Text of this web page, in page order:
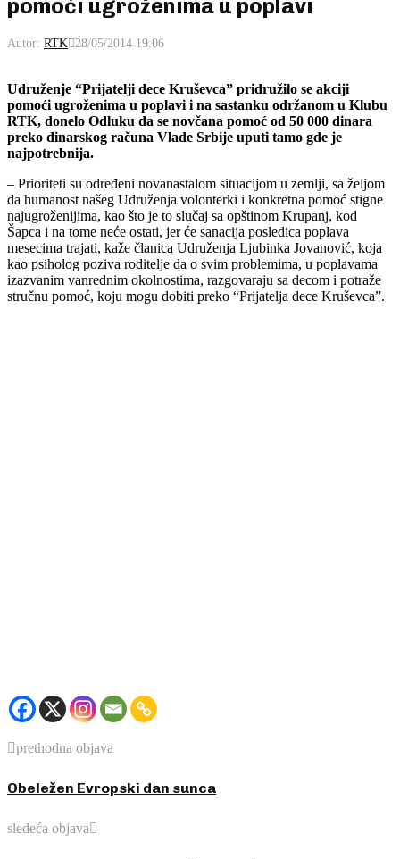
pomoći ugroženima u poplavi
Autor: RTK 28/05/2014 19:06
Udruženje “Prijatelji dece Kruševca” pridružilo se akciji
pomoći ugroženima u poplavi i na sastanku održanom u Klubu
RTK, donelo Odluku da se novčana pomoć od 50 000 dinara
preko dinarskog računa Vlade Srbije uputi tamo gde je
najpotrebnija.
– Prioriteti su određeni novanastalom situacijom u zemlji, sa željom
da humanost našeg Udruženja volonterki i konkretna pomoć stigne
najugroženijima, kao što je to slučaj sa opštinom Krupanj, kod
Šapca i na tome neće ostati, jer će sanacija posledica poplava
mesecima trajati, kaže članica Udruženja Ljubinka Jovanović, koja
kao psiholog poziva roditelje da o svim problemima, u poplavama
izazvanim vanrednim okolnostima, razgovaraju sa decom i potraže
stručnu pomoć, koju mogu dobiti preko “Prijatelja dece Kruševca”.
prethodna objava
Obeležen Evropski dan sunca
sledeća objava